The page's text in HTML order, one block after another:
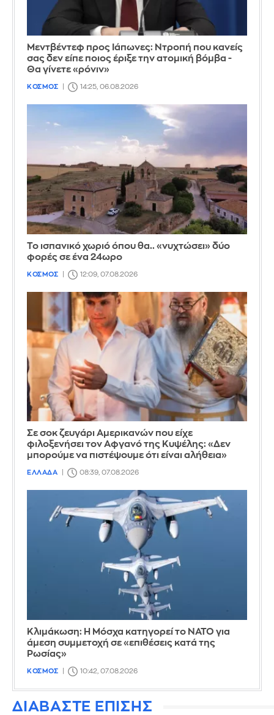
Μεντβέντεφ προς Ιάπωνες: Ντροπή που κανείς
σας δεν είπε ποιος έριξε την ατομική βόμβα -
Θα γίνετε «ρόνιν»
ΚΟΣΜΟΣ 14:25, 06.08.2026
Το ισπανικό χωριό όπου θα.. «νυχτώσει» δύο
φορές σε ένα 24ωρο
ΚΟΣΜΟΣ 12:09, 07.08.2026
Σε σοκ ζευγάρι Αμερικανών που είχε
φιλοξενήσει τον Αφγανό της Κυψέλης: «Δεν
μπορούμε να πιστέψουμε ότι είναι αλήθεια»
ΕΛΛΑΔΑ 08:39, 07.08.2026
Κλιμάκωση: Η Μόσχα κατηγορεί το ΝΑΤΟ για
άμεση συμμετοχή σε «επιθέσεις κατά της
Ρωσίας»
ΚΟΣΜΟΣ 10:42, 07.08.2026
ΔΙΑΒΑΣΤΕ ΕΠΙΣΗΣ